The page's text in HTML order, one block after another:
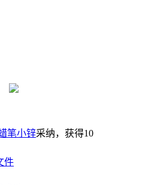
笔小锌采纳，获得10
件